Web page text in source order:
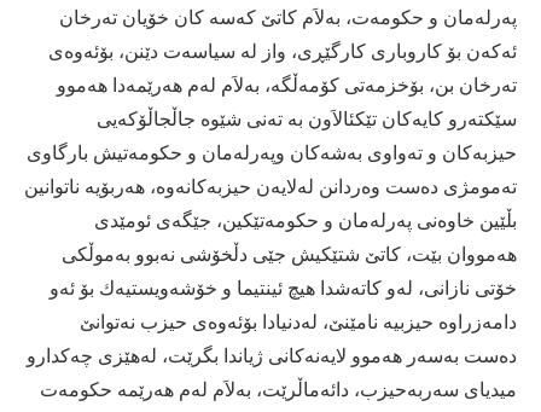
په‌رله‌مان و حكومه‌ت، به‌لاَم كاتێ‌ كه‌سه‌ كان خۆیان ته‌رخان
ئه‌كه‌ن بۆ كاروباری‌ كارگێڕی‌، واز له‌ سیاسه‌ت دێنن، بۆئه‌وه‌ی‌
ته‌رخان بن، بۆخزمه‌تی‌ كۆمه‌ڵگه‌، به‌لاَم له‌م هه‌رێمه‌دا هه‌موو
سێكته‌رو كایه‌كان تێكئالاَون به‌ ته‌نی‌ شێوه‌ جاڵجاڵۆكه‌یی‌
حیزبه‌كان و ته‌واوی‌ به‌شه‌كان وپه‌رله‌مان و حكومه‌تیش بارگاوی‌
ته‌مومژی‌ ده‌ست وه‌ردانن له‌لایه‌ن حیزبه‌كانه‌وه‌، هه‌ربۆیه‌ ناتوانین
بڵێین خاوه‌نی‌ په‌رله‌مان و حكومه‌تێكین، جێگه‌ی‌ ئومێدی‌
هه‌مووان بێت، كاتێ‌ شتێكیش جێی‌ دڵخۆشی نه‌بوو به‌موڵكی‌
خۆتی‌ نازانی‌، له‌و كاته‌شدا هیچ ئینتیما و خۆشه‌ویستیه‌ك بۆ ئه‌و
دامه‌زراوه‌ حیزبیه‌ نامێنێ‌، له‌دنیادا بۆئه‌وه‌ی‌ حیزب نه‌توانێ‌
ده‌ست به‌سه‌ر هه‌موو لایه‌نه‌كانی‌ ژیاندا بگرێت، له‌هێزی‌ چه‌كدارو
میدیای‌ سه‌ربه‌حیزب، دائه‌ماڵرێت، به‌لاَم له‌م هه‌رێمه‌ حكومه‌ت